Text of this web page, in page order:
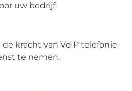
uw bedrijf.
kracht van VoIP telefonie
te nemen.